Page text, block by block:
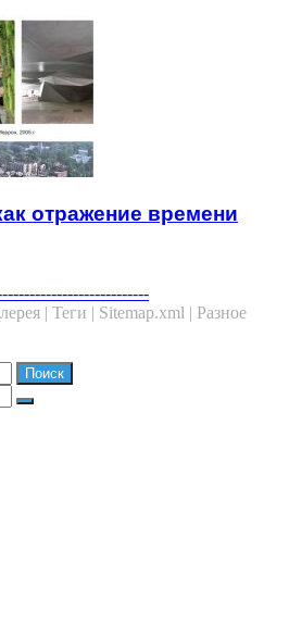
отражение времени
| Теги | Sitemap.xml | Разное
Search